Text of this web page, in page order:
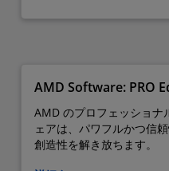
AMD Software: PRO
AMD のプロフェッショナ
ェアは、パワフルかつ信
創造性を解き放ちます。